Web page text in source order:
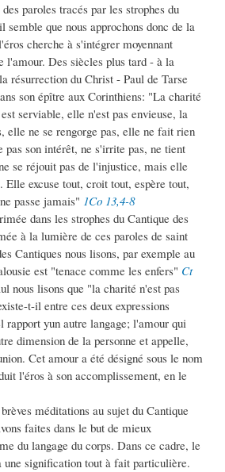
paroles tracés par les strophes du
semble que nous approchons donc de la
cherche à s'intégrer moyennant
l'amour. Des siècles plus tard - à la
résurrection du Christ - Paul de Tarse
son épître aux Corinthiens: "La charité
serviable, elle n'est pas envieuse, la
elle ne se rengorge pas, elle ne fait rien
pas son intérêt, ne s'irrite pas, ne tient
se réjouit pas de l'injustice, mais elle
excuse tout, croit tout, espère tout,
passe jamais" 1Co 13,4-8
dans les strophes du Cantique des
à la lumière de ces paroles de saint
Cantiques nous lisons, par exemple au
est "tenace comme les enfers" Ct
nous lisons que "la charité n'est pas
t-il entre ces deux expressions
rapport yun autre langage; l'amour qui
dimension de la personne et appelle,
Cet amour a été désigné sous le nom
l'éros à son accomplissement, en le
méditations au sujet du Cantique
faites dans le but de mieux
du langage du corps. Dans ce cadre, le
une signification tout à fait particulière.